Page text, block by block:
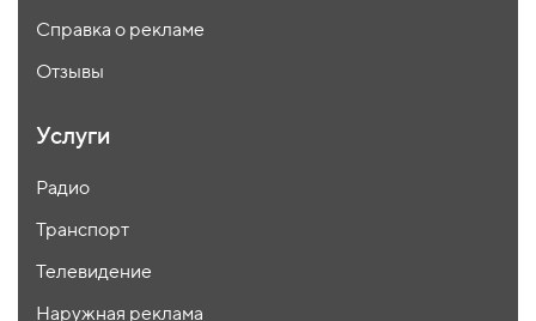
Справка о рекламе
Отзывы
Услуги
Радио
Транспорт
Телевидение
Наружная реклама